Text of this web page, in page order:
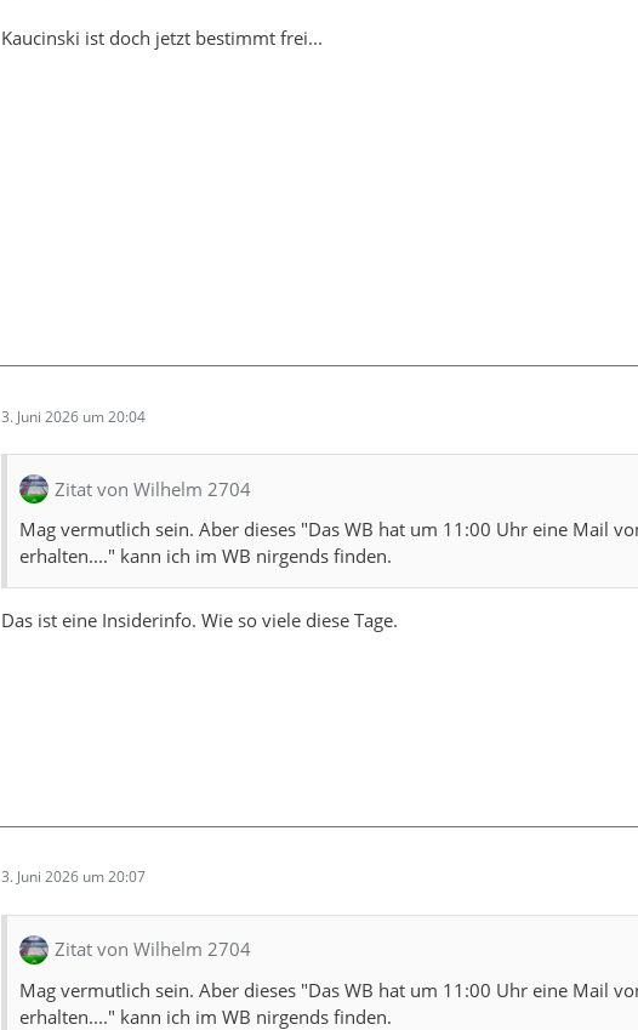
Kaucinski ist doch jetzt bestimmt frei...
3. Juni 2026 um 20:04
Zitat von Wilhelm 2704
Mag vermutlich sein. Aber dieses "Das WB hat um 11:00 Uhr eine Mail
erhalten...." kann ich im WB nirgends finden.
Das ist eine Insiderinfo. Wie so viele diese Tage.
3. Juni 2026 um 20:07
Zitat von Wilhelm 2704
Mag vermutlich sein. Aber dieses "Das WB hat um 11:00 Uhr eine Mail
erhalten...." kann ich im WB nirgends finden.